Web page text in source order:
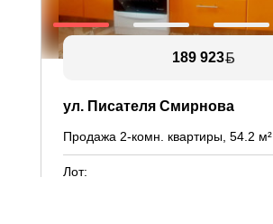
189 923
ул. Писателя Смирнова
Продажа 2-комн. квартиры, 54.2 м²
Лот: